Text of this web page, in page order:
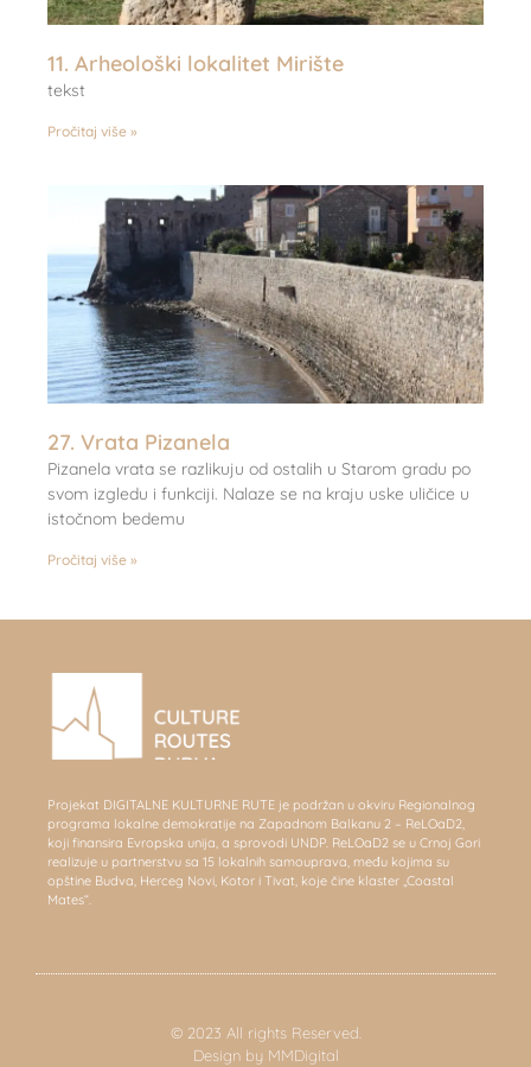
11. Arheološki lokalitet Mirište
tekst
Pročitaj više »
27. Vrata Pizanela
Pizanela vrata se razlikuju od ostalih u Starom gradu po
svom izgledu i funkciji. Nalaze se na kraju uske uličice u
istočnom bedemu
Pročitaj više »
Projekat DIGITALNE KULTURNE RUTE je podržan u okviru Regionalnog
programa lokalne demokratije na Zapadnom Balkanu 2 – ReLOaD2,
koji finansira Evropska unija, a sprovodi UNDP. ReLOaD2 se u Crnoj Gori
realizuje u partnerstvu sa 15 lokalnih samouprava, među kojima su
opštine Budva, Herceg Novi, Kotor i Tivat, koje čine klaster „Coastal
Mates“.
© 2023 All rights Reserved.
Design by MMDigital